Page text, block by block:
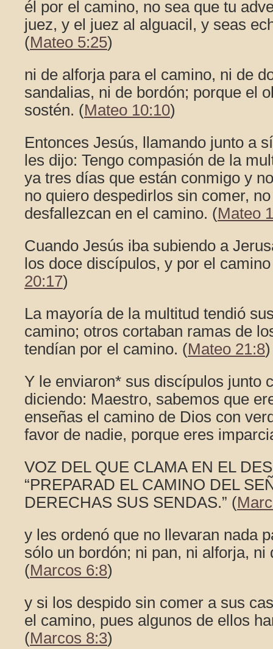
él por el camino, no sea que tu
juez, y el juez al alguacil, y seas
(Mateo 5:25)
ni de alforja para el camino, ni de
sandalias, ni de bordón; porque el
sostén. (Mateo 10:10)
Entonces Jesús, llamando junto a
les dijo: Tengo compasión de la
ya tres días que están conmigo y
no quiero despedirlos sin comer,
desfallezcan en el camino. (Mateo
Cuando Jesús iba subiendo a
los doce discípulos, y por el
20:17)
La mayoría de la multitud tendió
camino; otros cortaban ramas de
tendían por el camino. (Mateo 21:8)
Y le enviaron* sus discípulos junto
diciendo: Maestro, sabemos que
enseñas el camino de Dios con
favor de nadie, porque eres
VOZ DEL QUE CLAMA EN EL
“PREPARAD EL CAMINO DEL
DERECHAS SUS SENDAS.” (
y les ordenó que no llevaran nada
sólo un bordón; ni pan, ni alforja, ni
(Marcos 6:8)
y si los despido sin comer a sus
el camino, pues algunos de ellos
(Marcos 8:3)